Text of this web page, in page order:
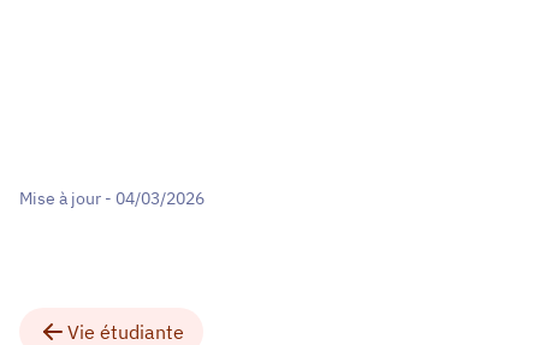
Mise à jour - 04/03/2026
Vie étudiante